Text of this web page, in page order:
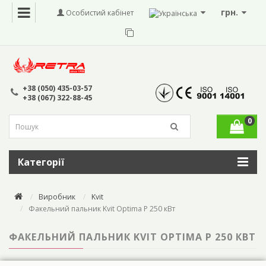
грн.
Особистий кабінет
+38 (050) 435-03-57
+38 (067) 322-88-45
0
Категорії
Виробник
Kvit
Факельний пальник Kvit Optima P 250 кВт
ФАКЕЛЬНИЙ ПАЛЬНИК KVIT OPTIMA P 250 КВТ